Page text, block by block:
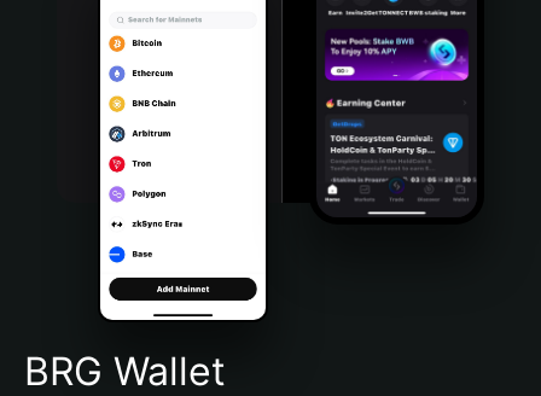
Português (Portugal)
Bahasa Indonesia
Português (Brasil)
Español (Argentina)
BRG Wallet